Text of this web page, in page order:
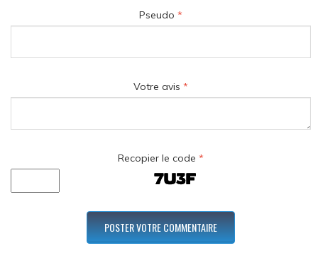
Pseudo *
Votre avis *
Recopier le code *